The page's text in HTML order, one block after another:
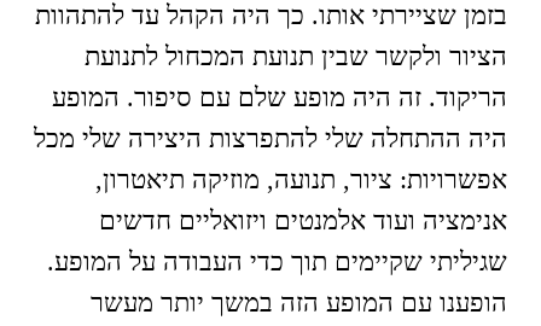
בזמן שציירתי אותו. כך היה הקהל עד להתהוות
הציור ולקשר שבין תנועת המכחול לתנועת
הריקוד. זה היה מופע שלם עם סיפור. המופע
היה ההתחלה שלי להתפרצות היצירה שלי מכל
אפשרויות: ציור, תנועה, מוזיקה תיאטרון,
אנימציה ועוד אלמנטים ויזואליים חדשים
שגיליתי שקיימים תוך כדי העבודה על המופע.
הופענו עם המופע הזה במשך יותר מעשר